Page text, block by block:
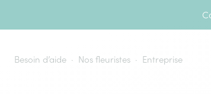
Besoin d’aide Nos fleuristes Entreprise